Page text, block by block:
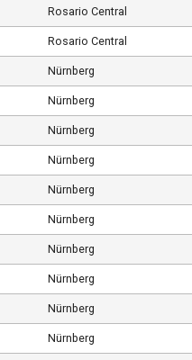
Rosario Central
Rosario Central
Nürnberg
Nürnberg
Nürnberg
Nürnberg
Nürnberg
Nürnberg
Nürnberg
Nürnberg
Nürnberg
Nürnberg